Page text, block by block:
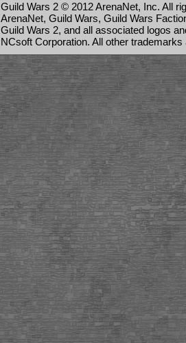
Guild Wars 2 © 2012 ArenaNet, Inc. All
ArenaNet, Guild Wars, Guild Wars
Guild Wars 2, and all associated logos
NCsoft Corporation. All other